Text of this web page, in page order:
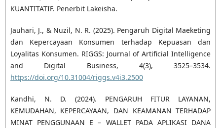
KUANTITATIF. Penerbit Lakeisha.
Jauhari, J., & Nuzil, N. R. (2025). Pengaruh Digital Maeketing
dan Kepercayaan Konsumen terhadap Kepuasan dan
Loyalitas Konsumen. RIGGS: Journal of Artificial Intelligence
and Digital Business, 4(3), 3525–3534.
https://doi.org/10.31004/riggs.v4i3.2500
Kandhi, N. D. (2024). PENGARUH FITUR LAYANAN,
KEMUDAHAN, KEPERCAYAAN, DAN KEAMANAN TERHADAP
MINAT PENGGUNAAN E – WALLET PADA APLIKASI DANA